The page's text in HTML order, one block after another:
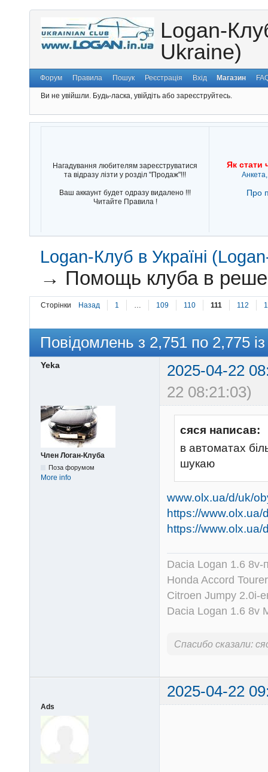
Logan-
Ukraine)
Форум Правила Пошук Реєстрація Вхід Магазин
Ви не увійшли. Будь-ласка, увійдіть або зареєструйтесь.
Нагадування любителям зареєструватися
та відразу лізти у розділ "Продаж"!!!
Ваш аккаунт будет одразу видалено !!!
Читайте Правила !
Як стати
Про
Logan-Клуб в Україні
→ Помощь клуба в
Сторінки Назад 1 109 110 111 112
Повідомлень з 2,751 по 2,775
Yeka
2025-04-22
22 08:21:03)
Член Логан-Клуба
Поза форумом
More info
сяся написав:
в автоматах
шукаю
www.olx.ua/d/uk/
https://
https://
Dacia Logan 1.6
Honda Accord
Citroen Jumpy 2.0i-
Dacia Logan 1.6 8v
Спасибо сказали:
2025-04-22
Ads